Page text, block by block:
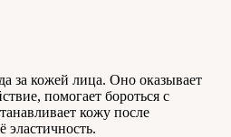
за кожей лица. Оно оказывает
помогает бороться с
кожу после
эластичность.